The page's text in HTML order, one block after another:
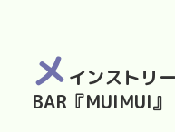
メ インストリ
BAR『MUIMUI』